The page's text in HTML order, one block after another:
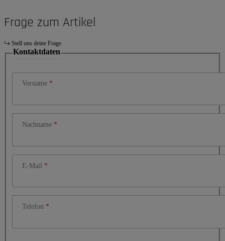
Frage zum Artikel
Stell uns deine Frage
Kontaktdaten
Vorname
Nachname
E-Mail
Telefon